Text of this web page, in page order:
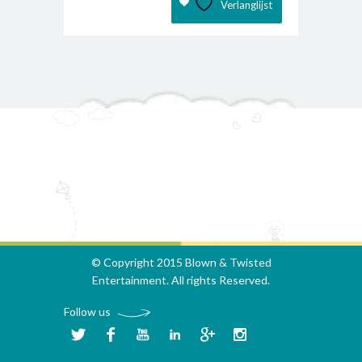
€17.50.€10.00.
Verlanglijst
© Copyright 2015 Blown & Twisted
Entertainment. All rights Reserved.
Follow us